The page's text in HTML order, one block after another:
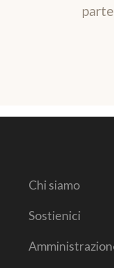
Chi siamo
Sostienici